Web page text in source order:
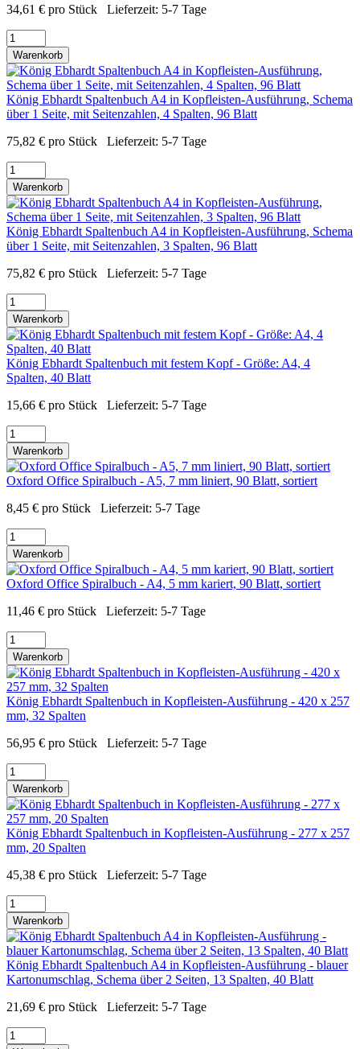
34,61 € pro Stück Lieferzeit: 5-7 Tage
Warenkorb
König Ebhardt Spaltenbuch A4 in Kopfleisten-Ausführung, Schema
über 1 Seite, mit Seitenzahlen, 4 Spalten, 96 Blatt
75,82 € pro Stück Lieferzeit: 5-7 Tage
Warenkorb
König Ebhardt Spaltenbuch A4 in Kopfleisten-Ausführung, Schema
über 1 Seite, mit Seitenzahlen, 3 Spalten, 96 Blatt
75,82 € pro Stück Lieferzeit: 5-7 Tage
Warenkorb
König Ebhardt Spaltenbuch mit festem Kopf - Größe: A4, 4
Spalten, 40 Blatt
15,66 € pro Stück Lieferzeit: 5-7 Tage
Warenkorb
Oxford Office Spiralbuch - A5, 7 mm liniert, 90 Blatt, sortiert
8,45 € pro Stück Lieferzeit: 5-7 Tage
Warenkorb
Oxford Office Spiralbuch - A4, 5 mm kariert, 90 Blatt, sortiert
11,46 € pro Stück Lieferzeit: 5-7 Tage
Warenkorb
König Ebhardt Spaltenbuch in Kopfleisten-Ausführung - 420 x 257
mm, 32 Spalten
56,95 € pro Stück Lieferzeit: 5-7 Tage
Warenkorb
König Ebhardt Spaltenbuch in Kopfleisten-Ausführung - 277 x 257
mm, 20 Spalten
45,38 € pro Stück Lieferzeit: 5-7 Tage
Warenkorb
König Ebhardt Spaltenbuch A4 in Kopfleisten-Ausführung - blauer
Kartonumschlag, Schema über 2 Seiten, 13 Spalten, 40 Blatt
21,69 € pro Stück Lieferzeit: 5-7 Tage